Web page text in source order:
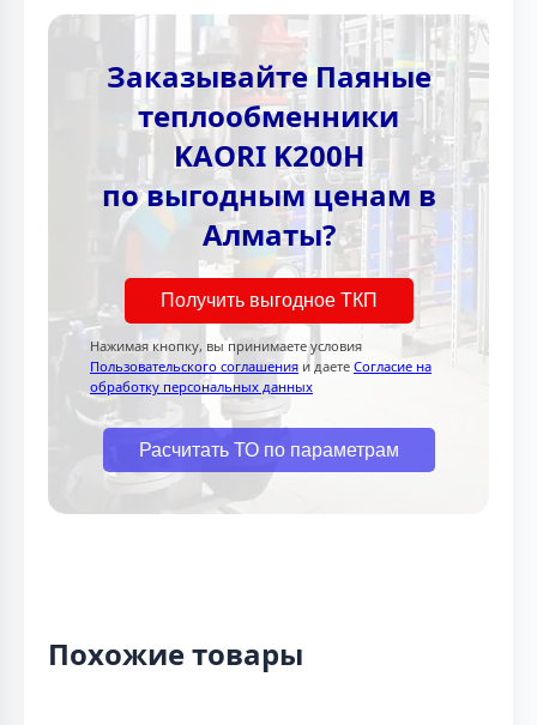
Заказывайте Паяные
теплообменники
KAORI K200H
по выгодным ценам в
Алматы?
Получить выгодное ТКП
Нажимая кнопку, вы принимаете условия
Пользовательского соглашения и даете Согласие на
обработку персональных данных
Расчитать ТО по параметрам
Похожие товары